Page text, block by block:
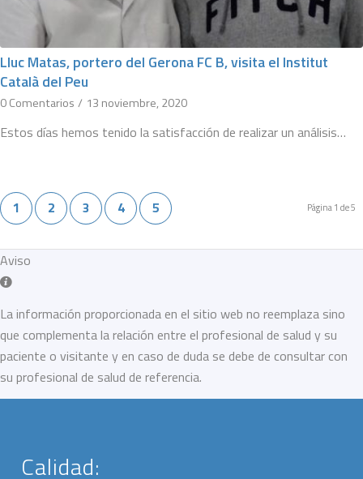
Lluc Matas, portero del Gerona FC B, visita el Institut
Català del Peu
0 Comentarios / 13 noviembre, 2020
Estos días hemos tenido la satisfacción de realizar un análisis…
Página 1 de 5
1 2 3 4 5
Aviso
La información proporcionada en el sitio web no reemplaza sino
que complementa la relación entre el profesional de salud y su
paciente o visitante y en caso de duda se debe de consultar con
su profesional de salud de referencia.
Calidad: